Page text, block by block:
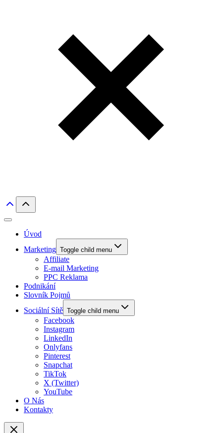
Úvod
Marketing Toggle child menu
Affiliate
E-mail Marketing
PPC Reklama
Podnikání
Slovník Pojmů
Sociální Sítě Toggle child menu
Facebook
Instagram
LinkedIn
Onlyfans
Pinterest
Snapchat
TikTok
X (Twitter)
YouTube
O Nás
Kontakty